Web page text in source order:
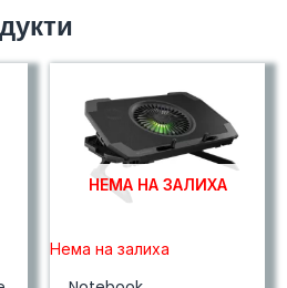
НЕМА НА ЗАЛИХА
Нема на залиха